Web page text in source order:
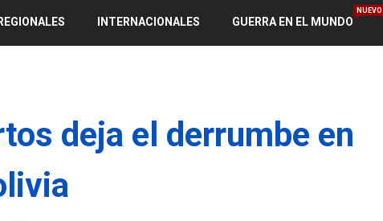
REGIONALES INTERNACIONALES GUERRA EN EL MUNDO
NUEVO
deja el derrumbe en